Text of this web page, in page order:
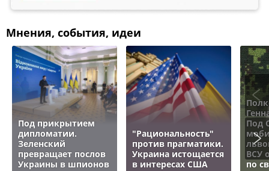
Мнения, события, идеи
Под прикрытием
дипломатии.
Зеленский
превращает послов
Украины в шпионов
"Рациональность"
против прагматики.
Украина истощается
в интересах США
Под
ВСУ
по